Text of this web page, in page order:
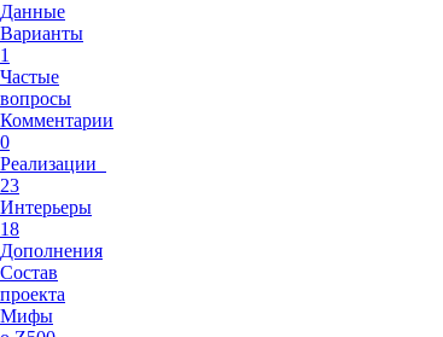
Данные
Варианты
1
Частые
вопросы
Комментарии
0
Реализации
23
Интерьеры
18
Дополнения
Состав
проекта
Мифы